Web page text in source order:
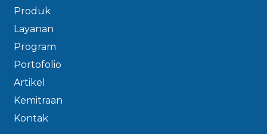
Produk
Layanan
Program
Portofolio
Artikel
Kemitraan
Kontak